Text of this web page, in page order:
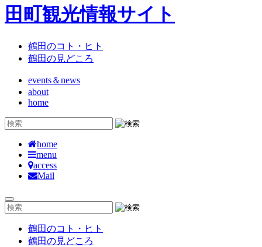
田町観光情報サイト
鶴田のコト・ヒト
鶴田の見どころ
events＆news
about
home
home
menu
access
Mail
鶴田のコト・ヒト
鶴田の見どころ